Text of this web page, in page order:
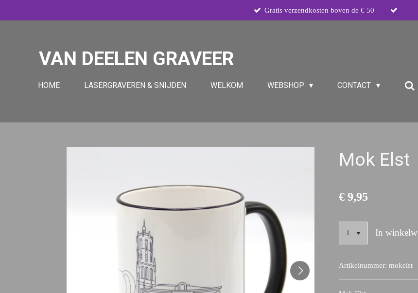
hoofdinhoud
Gratis verzendkosten boven de € 50
VAN DEELEN GRAVEER
HOME LASERGRAVEREN & SNIJDEN WELKOM WEBSHOP CONTACT
Mok Elst
€ 9,95
In
Artikelnummer: mokelst